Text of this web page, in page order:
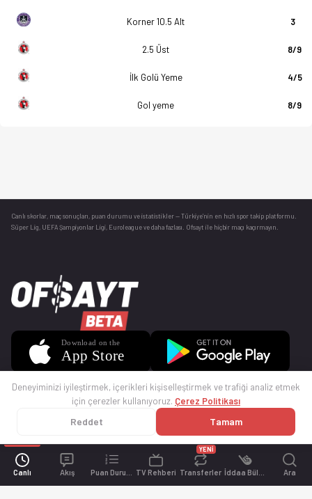
Canlı Akış TV Rehberi Transferler
YENİ
Ara
Korner 10.5 Alt 3
2.5 Üst 8/9
İlk Golü Yeme 4/5
Gol yeme 8/9
Canlı skorlar , maç sonuçları, puan durumu ve istatistikler — Türkiye’nin en hızlı spor takip platformu.
Süper Lig, UEFA Şampiyonlar Ligi, Euroleague ve daha fazlası. Ofsayt ile hiçbir maçı kaçırmayın.
© 2025 Ofsayt
Deneyiminizi iyileştirmek, içerikleri kişiselleştirmek ve trafiği analiz etmek
için çerezler kullanıyoruz. Çerez Politikası
Reddet Tamam